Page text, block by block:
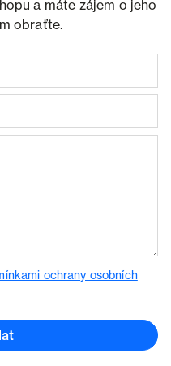
a máte zájem o jeho
obraťte.
ochrany osobních